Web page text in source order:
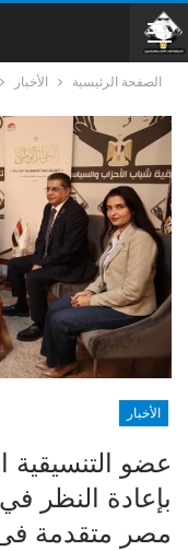
الصفحة الرئيسية الأخبار
الأخبار
عضو التنسيقية
بإعادة النظر
مصر متقدمة فى